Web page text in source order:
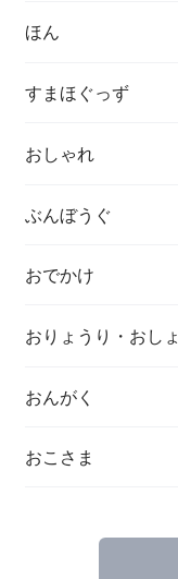
ほん
すまほぐっず
おしゃれ
ぶんぼうぐ
おでかけ
おりょうり・おし
おんがく
おこさま